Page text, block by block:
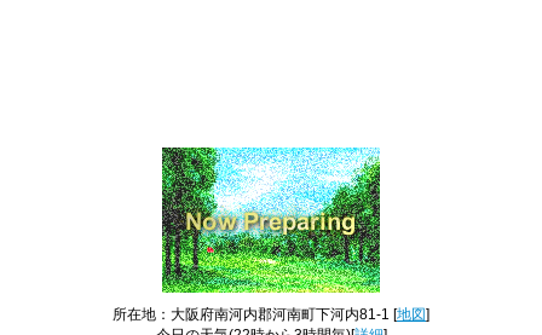
所在地：大阪府南河内郡河南町下河内81-1 [地図]